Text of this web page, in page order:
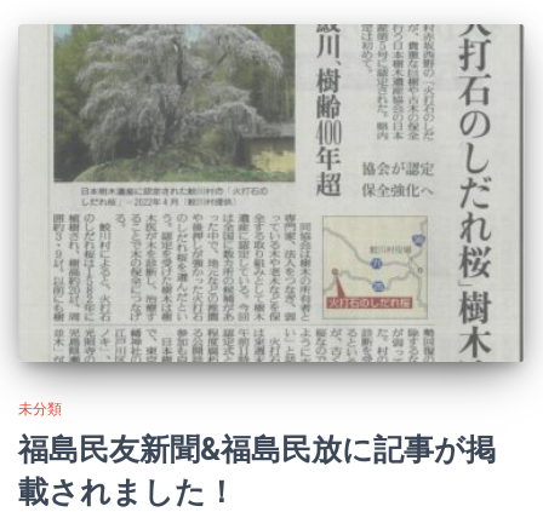
未分類
福島民友新聞&福島民放に記事が掲
載されました！